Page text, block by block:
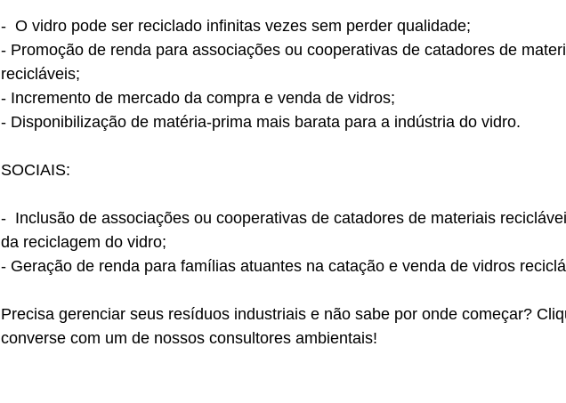
-  O vidro pode ser reciclado infinitas vezes sem perder qualidade;
- Promoção de renda para associações ou cooperativas de catadores de
recicláveis;
- Incremento de mercado da compra e venda de vidros;
- Disponibilização de matéria-prima mais barata para a indústria do vidro.
SOCIAIS:
-  Inclusão de associações ou cooperativas de catadores de materiais
da reciclagem do vidro;
- Geração de renda para famílias atuantes na catação e venda de vidros
Precisa gerenciar seus resíduos industriais e não sabe por onde começar?
converse com um de nossos consultores ambientais!